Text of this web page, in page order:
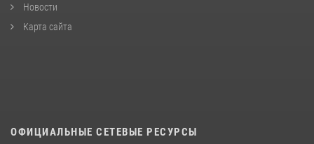
Новости
Карта сайта
ОФИЦИАЛЬНЫЕ СЕТЕВЫЕ РЕСУРСЫ